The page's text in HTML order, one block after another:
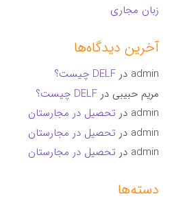
زبان مجاری
آخرین دیدگاه‌ها
admin درDELF چیست؟
مریم حبیبی درDELF چیست؟
admin در تحصیل در مجارستان
admin در تحصیل در مجارستان
admin در تحصیل در مجارستان
دسته‌ها